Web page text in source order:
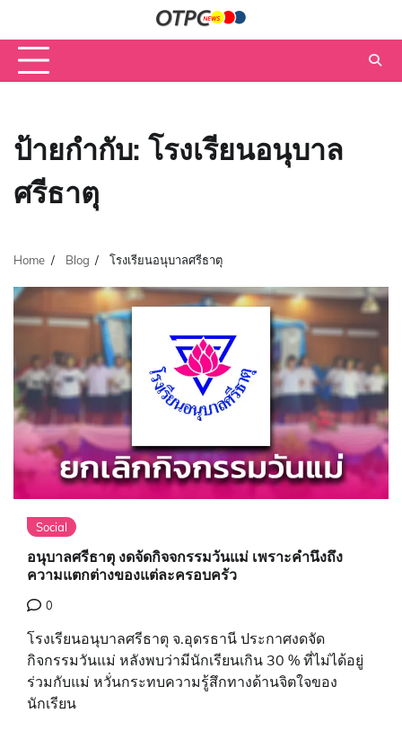
content
ป้ายกำกับ: โรงเรียนอนุบาล
ศรีธาตุ
Home Blog โรงเรียนอนุบาลศรีธาตุ
Social
อนุบาลศรีธาตุ งดจัดกิจจกรรมวันแม่ เพราะคำนึงถึง
ความแตกต่างของแต่ละครอบครัว
0
โรงเรียนอนุบาลศรีธาตุ จ.อุดรธานี ประกาศงดจัด
กิจกรรมวันแม่ หลังพบว่ามีนักเรียนเกิน 30 % ที่ไม่ได้อยู่
ร่วมกับแม่ หวั่นกระทบความรู้สึกทางด้านจิตใจของ
นักเรียน